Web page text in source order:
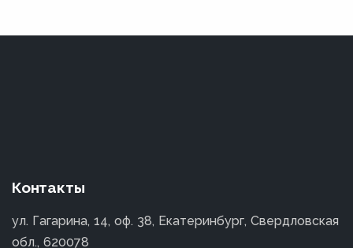
Контакты
ул. Гагарина, 14, оф. 38, Екатеринбург, Свердловская
обл., 620078